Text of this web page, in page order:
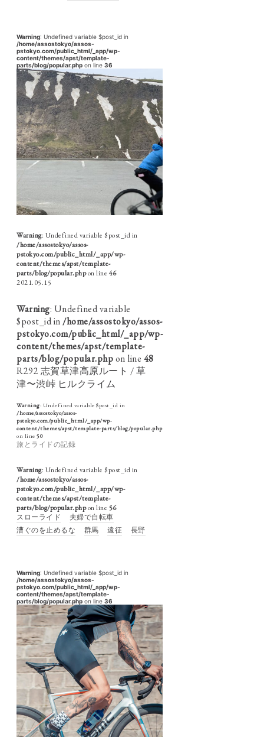
Warning: Undefined variable $post_id in
/home/assostokyo/assos-
pstokyo.com/public_html/_app/wp-
content/themes/apst/template-
parts/blog/popular.php on line 36
Warning: Undefined variable $post_id in
/home/assostokyo/assos-
pstokyo.com/public_html/_app/wp-
content/themes/apst/template-
parts/blog/popular.phpon line 46
2021.05.15
Warning: Undefined variable
$post_id in/home/assostokyo/assos-
pstokyo.com/public_html/_app/wp-
content/themes/apst/template-
parts/blog/popular.phpon line 48
R292 志賀草津高原ルート / 草
津〜渋峠 ヒルクライム
Warning: Undefined variable $post_id in
/home/assostokyo/assos-
pstokyo.com/public_html/_app/wp-
content/themes/apst/template-parts/blog/popular.php
on line 50
旅とライドの記録
Warning: Undefined variable $post_id in
/home/assostokyo/assos-
pstokyo.com/public_html/_app/wp-
content/themes/apst/template-
parts/blog/popular.phpon line 56
スローライド
夫婦で自転車
漕ぐのを止めるな
群馬 遠征 長野
Warning: Undefined variable $post_id in
/home/assostokyo/assos-
pstokyo.com/public_html/_app/wp-
content/themes/apst/template-
parts/blog/popular.php on line 36